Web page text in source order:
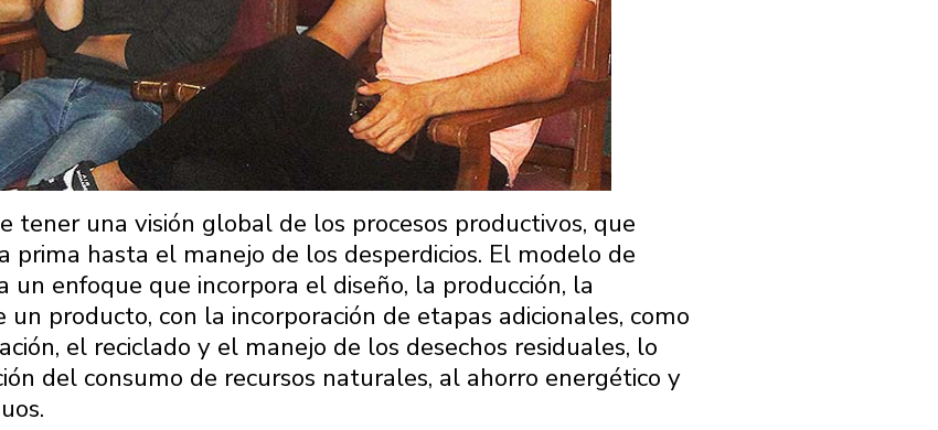
tener una visión global de los procesos productivos, que
prima hasta el manejo de los desperdicios. El modelo de
enfoque que incorpora el diseño, la producción, la
producto, con la incorporación de etapas adicionales, como
el reciclado y el manejo de los desechos residuales, lo
del consumo de recursos naturales, al ahorro energético y